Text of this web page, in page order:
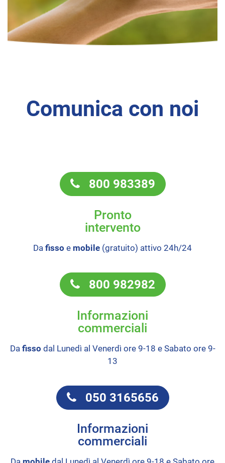
Comunica con noi
800 983389
Pronto
intervento
Da fisso e mobile (gratuito) attivo 24h/24
800 982982
Informazioni
commerciali
Da fisso dal Lunedì al Venerdì ore 9-18 e Sabato ore 9-
13
050 3165656
Informazioni
commerciali